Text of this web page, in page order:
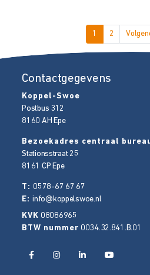
1 2
Contactgegevens
Koppel-Swoe
Postbus 312
8160 AH Epe
Bezoekadres centraal
Stationsstraat 25
8161 CP Epe
T: 0578-67 67 67
E:info@koppelswoe.nl
KVK 08086965
BTW nummer 0034.32.841.B.01